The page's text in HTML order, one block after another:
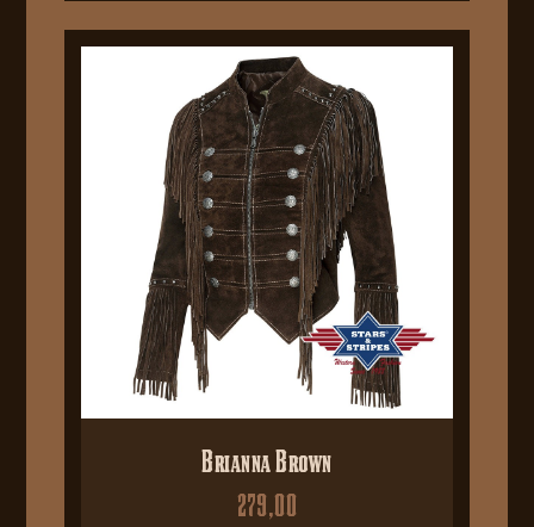
Brianna Brown
279,00